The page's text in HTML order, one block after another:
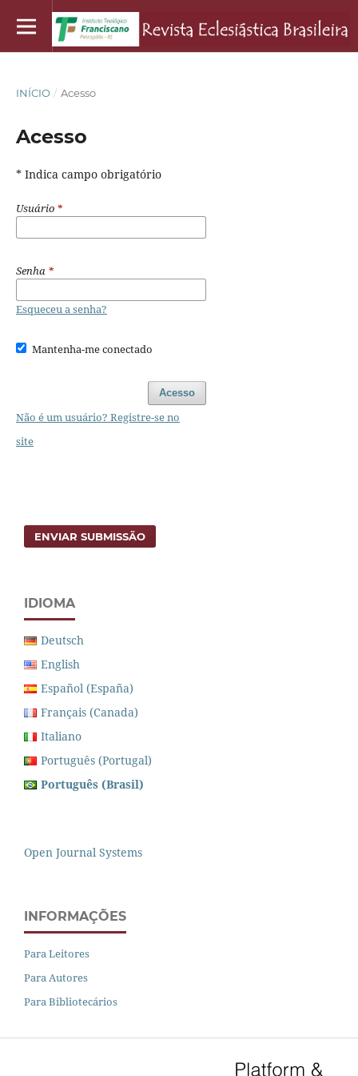
INÍCIO / Acesso
Acesso
* Indica campo obrigatório
Usuário *
Senha *
Esqueceu a senha?
Mantenha-me conectado
Acesso
Não é um usuário? Registre-se no
site
ENVIAR SUBMISSÃO
IDIOMA
Deutsch
English
Español (España)
Français (Canada)
Italiano
Português (Portugal)
Português (Brasil)
Open Journal Systems
INFORMAÇÕES
Para Leitores
Para Autores
Para Bibliotecários